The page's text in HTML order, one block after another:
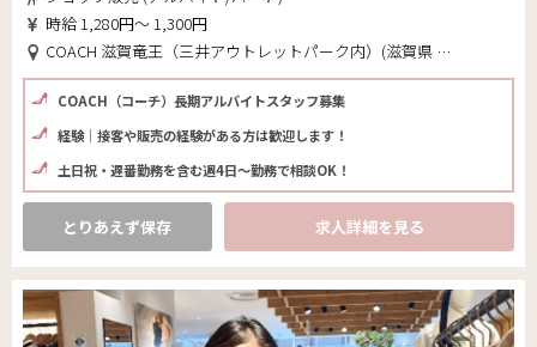
時給 1,280円～ 1,300円
COACH 滋賀竜王（三井アウトレットパーク内）(滋賀県 蒲生郡竜王町)
COACH（コーチ）長期アルバイトスタッフ募集
経験│接客や販売の経験がある方は歓迎します！
土日祝・遅番勤務を含む週4日～勤務で相談OK！
とりあえず保存 求人詳細を見る